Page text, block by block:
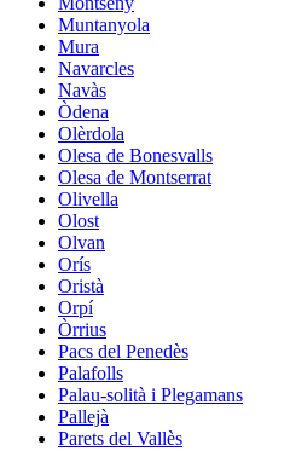
Muntanyola
Mura
Navarcles
Navàs
Òdena
Olèrdola
Olesa de Bonesvalls
Olesa de Montserrat
Olivella
Olost
Olvan
Orís
Oristà
Orpí
Òrrius
Pacs del Penedès
Palafolls
Palau-solità i Plegamans
Pallejà
Parets del Vallès